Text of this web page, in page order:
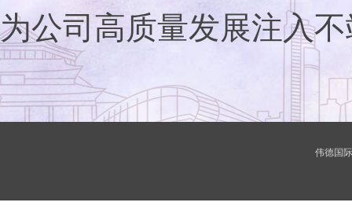
为公司高质量发展注入
伟德国